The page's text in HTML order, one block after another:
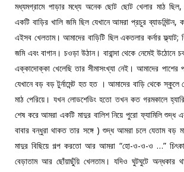
মধ্যমগ্রামে পাড়ার মধ্যে অনেক ছোট ছোট খেলার মাঠ
একটি বাড়ির খালি জমি ছিল যেখানে আমরা প্রচুর ব্যাডমিন্টন,
এইসব খেলতাম। আমাদের বাড়িটি ছিল একতলার কর্নার ফ্ল্যাট;
জমি এবং বাগান। চওড়া উঠান। বারান্দা থেকে নেমেই উঠোনে
এক্কাদোক্কা খেলেছি তার সীমাসংখ্যা নেই। আমাদের পাশের
যেখানে বড় বড় টুর্নামেন্ট হত হত । আমাদের বাড়ি থেকে স্কুলে
মাঠ পেরিয়ে। যখন লোডশেডিং হতো তখন কত গরমকালে
শেষ করে আমরা একটি মাদুর বালিশ নিয়ে পুরো ফ্যামিলি শুদ্ধ
বাবার বন্ধুরা থাকত তার সঙ্গে ) শুদ্ধ আমরা চলে যেতাম বড়
মাদুর বিছিয়ে গল্প করতো আর আমরা “হো-ও-ও-ও …”
বেড়াতাম আর ছোঁয়াছুঁয়ি খেলতাম। যদিও ঘুটঘুটে অন্ধকার